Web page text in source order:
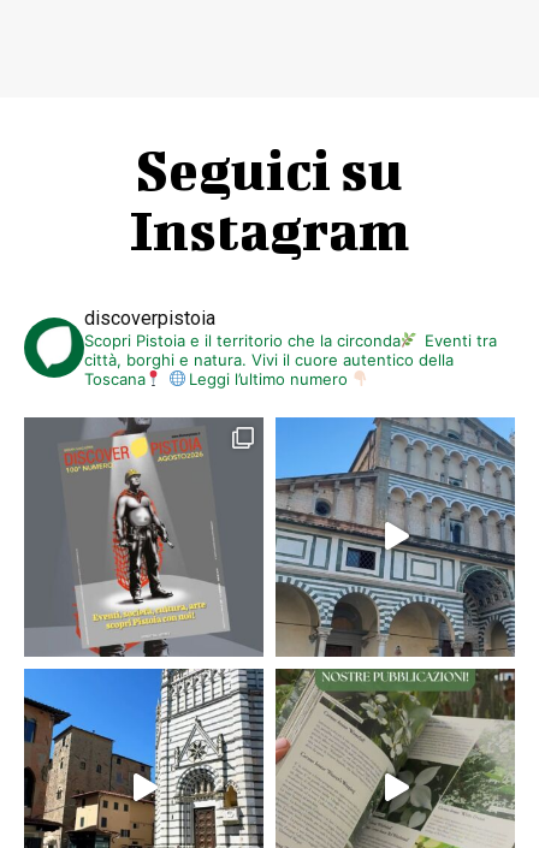
Seguici su
Instagram
discoverpistoia
Scopri Pistoia e il territorio che la circonda
Eventi tra
città, borghi e natura. Vivi il cuore autentico della
Toscana
Leggi l’ultimo numero